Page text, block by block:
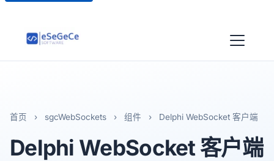
首页 › sgcWebSockets › 组件 › Delphi WebSocket 客户端
Delphi WebSocket 客户端